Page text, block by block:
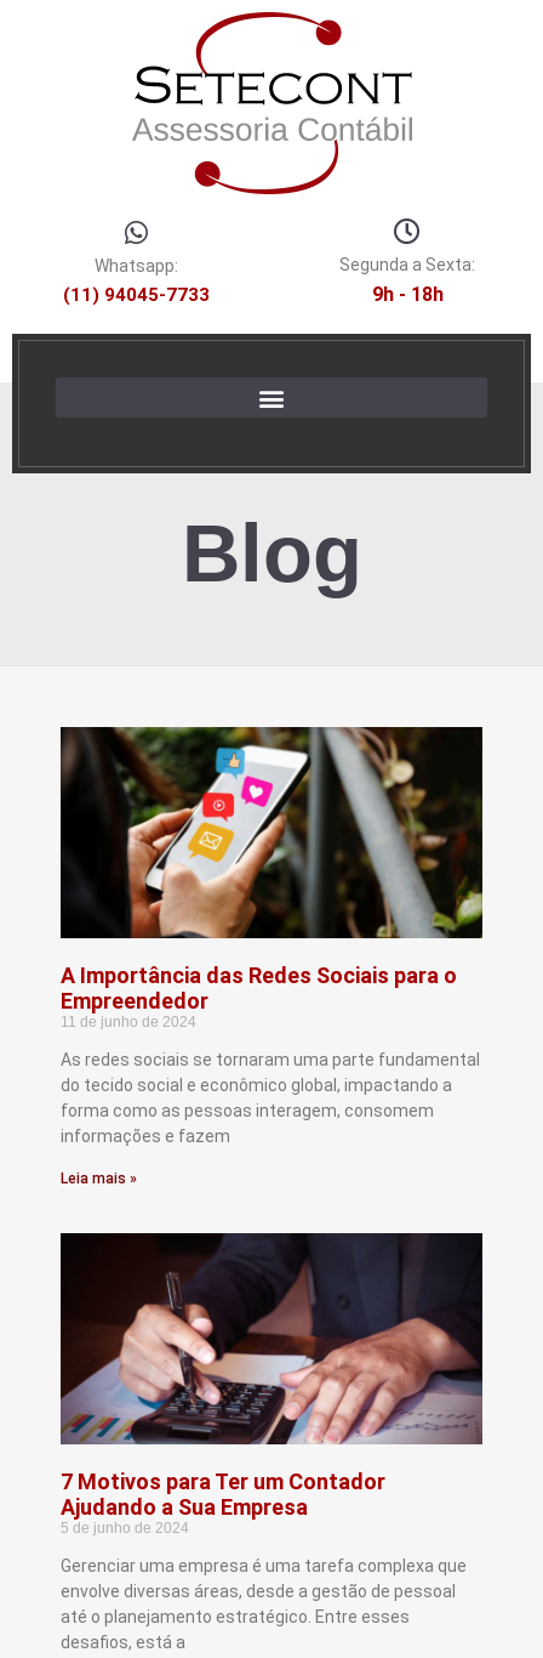
Whatsapp:
(11) 94045-7733
Segunda a Sexta:
9h - 18h
Blog
A Importância das Redes Sociais para o
Empreendedor
11 de junho de 2024
As redes sociais se tornaram uma parte fundamental
do tecido social e econômico global, impactando a
forma como as pessoas interagem, consomem
informações e fazem
Leia mais »
7 Motivos para Ter um Contador
Ajudando a Sua Empresa
5 de junho de 2024
Gerenciar uma empresa é uma tarefa complexa que
envolve diversas áreas, desde a gestão de pessoal
até o planejamento estratégico. Entre esses
desafios, está a